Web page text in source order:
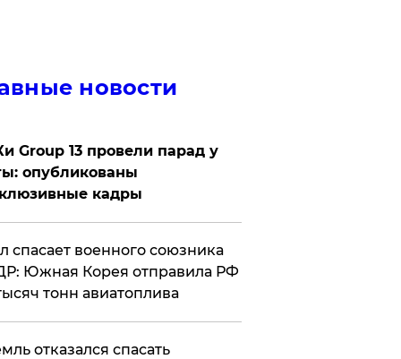
новости
Group 13 провели парад у
опубликованы
кадры
спасает военного союзника
Южная Корея отправила РФ
тонн авиатоплива
отказался спасать